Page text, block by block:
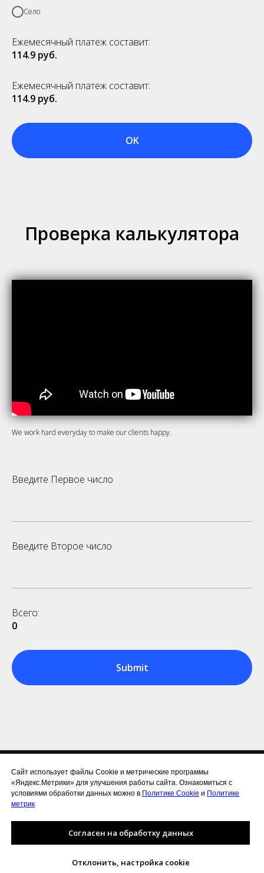
Сайт использует файлы Cookie и метрические программы
«Яндекс.Метрики» для улучшения работы сайта. Ознакомиться с
условиями обработки данных можно в Политике Cookie и Политике
метрик
Согласен на обработку данных
Отклонить, настройка cookie
Село
Ежемесячный платеж составит:
114.9 руб.
Ежемесячный платеж составит:
114.9 руб.
OK
Проверка калькулятора
We work hard everyday to make our clients happy.
Введите Первое число
Введите Второе число
Всего:
0
Submit
Раскрытие информации.
Положение об организации обработки и защиты ПДн
(8172) 58-99-85,
info@tko35.ru